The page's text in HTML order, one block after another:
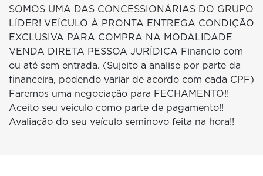
SOMOS UMA DAS CONCESSIONÁRIAS DO GRUPO
LÍDER! VEÍCULO À PRONTA ENTREGA CONDIÇÃO
EXCLUSIVA PARA COMPRA NA MODALIDADE
VENDA DIRETA PESSOA JURÍDICA Financio com
ou até sem entrada. (Sujeito a analise por parte da
financeira, podendo variar de acordo com cada CPF)
Faremos uma negociação para FECHAMENTO!!
Aceito seu veículo como parte de pagamento!!
Avaliação do seu veículo seminovo feita na hora!!